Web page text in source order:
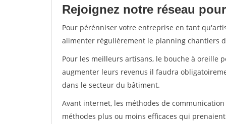
Rejoignez notre réseau
Pour pérénniser votre entreprise en tant
alimenter régulièrement le planning chantiers
Pour les meilleurs artisans, le bouche à oreille
augmenter leurs revenus il faudra
dans le secteur du bâtiment.
Avant internet, les méthodes de
méthodes plus ou moins efficaces qui